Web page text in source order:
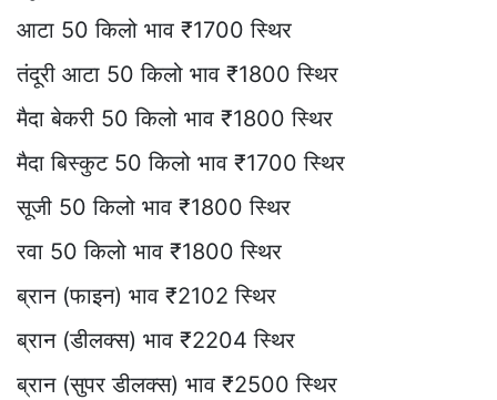
आटा 50 किलो भाव ₹1700 स्थिर
तंदूरी आटा 50 किलो भाव ₹1800 स्थिर
मैदा बेकरी 50 किलो भाव ₹1800 स्थिर
मैदा बिस्कुट 50 किलो भाव ₹1700 स्थिर
सूजी 50 किलो भाव ₹1800 स्थिर
रवा 50 किलो भाव ₹1800 स्थिर
ब्रान (फाइन) भाव ₹2102 स्थिर
ब्रान (डीलक्स) भाव ₹2204 स्थिर
ब्रान (सुपर डीलक्स) भाव ₹2500 स्थिर